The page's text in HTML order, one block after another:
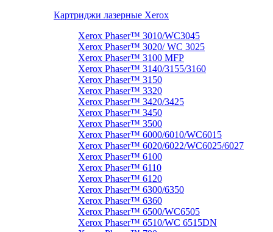
Картриджи лазерные Xerox
Xerox Phaser™ 3010/WC3045
Xerox Phaser™ 3020/ WC 3025
Xerox Phaser™ 3100 MFP
Xerox Phaser™ 3140/3155/3160
Xerox Phaser™ 3150
Xerox Phaser™ 3320
Xerox Phaser™ 3420/3425
Xerox Phaser™ 3450
Xerox Phaser™ 3500
Xerox Phaser™ 6000/6010/WC6015
Xerox Phaser™ 6020/6022/WC6025/6027
Xerox Phaser™ 6100
Xerox Phaser™ 6110
Xerox Phaser™ 6120
Xerox Phaser™ 6300/6350
Xerox Phaser™ 6360
Xerox Phaser™ 6500/WC6505
Xerox Phaser™ 6510/WC 6515DN